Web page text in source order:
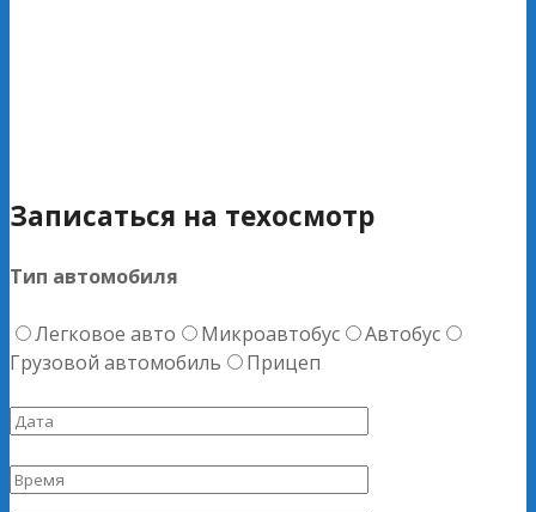
Записаться на техосмотр
Тип автомобиля
Легковое авто Микроавтобус
Автобус
Грузовой автомобиль
Прицеп